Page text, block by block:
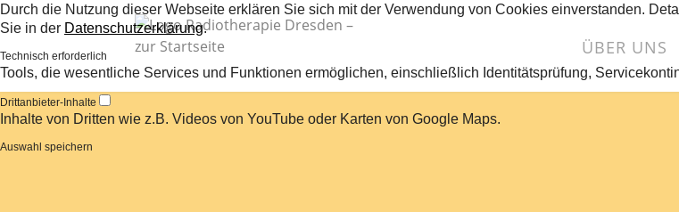
Navigation
überspringen
ÜBER UNS
Durch die Nutzung dieser Webseite erklären Sie sich mit der Verwendung von Cookies einverstanden.
Sie in der Datenschutzerklärung.
Technisch erforderlich
Tools, die wesentliche Services und Funktionen ermöglichen, einschließlich Identitätsprüfung,
Drittanbieter-Inhalte
Inhalte von Dritten wie z.B. Videos von YouTube oder Karten von Google Maps.
Auswahl speichern